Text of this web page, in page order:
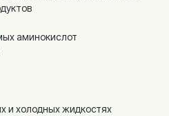
аминокислот
и холодных жидкостях